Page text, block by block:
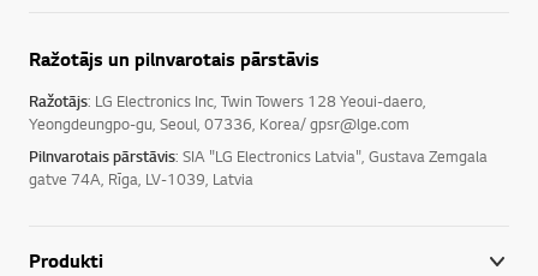
Ražotājs un pilnvarotais pārstāvis
Ražotājs: LG Electronics Inc, Twin Towers 128 Yeoui-daero,
Yeongdeungpo-gu, Seoul, 07336, Korea/ gpsr@lge.com
Pilnvarotais pārstāvis: SIA "LG Electronics Latvia", Gustava Zemgala
gatve 74A, Rīga, LV-1039, Latvia
Produkti